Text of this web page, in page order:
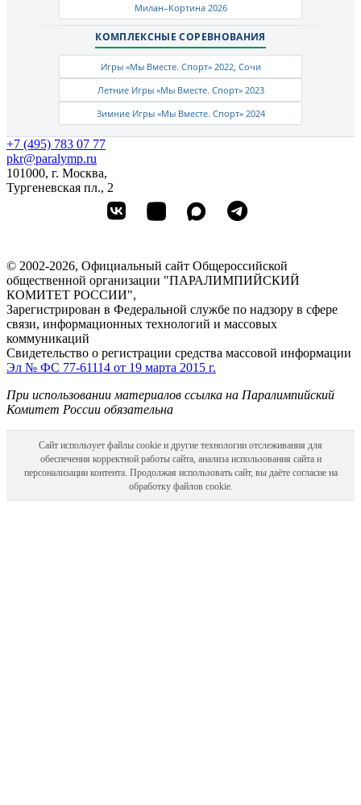
Милан–Кортина 2026
КОМПЛЕКСНЫЕ СОРЕВНОВАНИЯ
Игры «Мы Вместе. Спорт» 2022, Сочи
Летние Игры «Мы Вместе. Спорт» 2023
Зимние Игры «Мы Вместе. Спорт» 2024
+7 (495) 783 07 77
pkr@paralymp.ru
101000, г. Москва,
Тургеневская пл., 2
© 2002-2026, Официальный сайт Общероссийской
общественной организации "ПАРАЛИМПИЙСКИЙ
КОМИТЕТ РОССИИ",
Зарегистрирован в Федеральной службе по надзору в сфере
связи, информационных технологий и массовых
коммуникаций
Свидетельство о регистрации средства массовой информации
Эл № ФС 77-61114 от 19 марта 2015 г.
При использовании материалов ссылка на Паралимпийский
Комитет России обязательна
Сайт использует файлы cookie и другие технологии отслеживания для
обеспечения корректной работы сайта, анализа использования сайта и
персонализации контента. Продолжая использовать сайт, вы даёте согласие на
обработку файлов cookie.